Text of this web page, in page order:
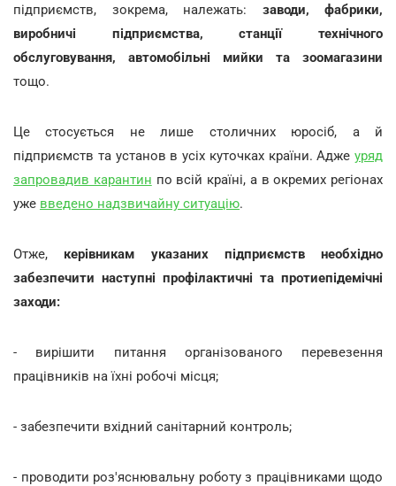
підприємств, зокрема, належать: заводи, фабрики,
виробничі підприємства, станції технічного
обслуговування, автомобільні мийки та зоомагазини
тощо.
Це стосується не лише столичних юросіб, а й
підприємств та установ в усіх куточках країни. Адже уряд
запровадив карантин по всій країні, а в окремих регіонах
уже введено надзвичайну ситуацію.
Отже, керівникам указаних підприємств необхідно
забезпечити наступні профілактичні та протиепідемічні
заходи:
- вирішити питання організованого перевезення
працівників на їхні робочі місця;
- забезпечити вхідний санітарний контроль;
- проводити роз'яснювальну роботу з працівниками щодо